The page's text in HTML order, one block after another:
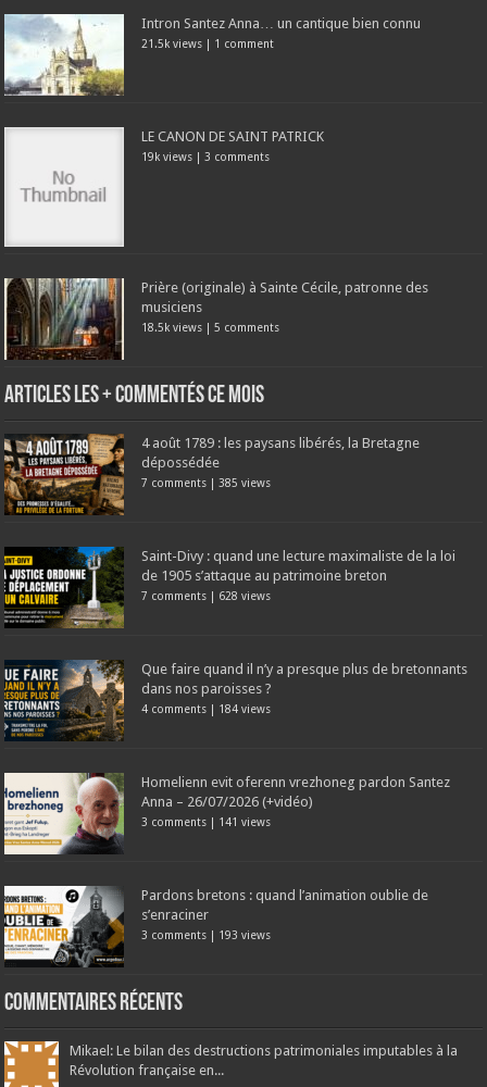
Intron Santez Anna… un cantique bien connu
21.5k views | 1 comment
LE CANON DE SAINT PATRICK
19k views | 3 comments
Prière (originale) à Sainte Cécile, patronne des
musiciens
18.5k views |5 comments
Articles les + commentés ce mois
4 août 1789 : les paysans libérés, la Bretagne
dépossédée
7 comments | 385 views
Saint-Divy : quand une lecture maximaliste de la loi
de 1905 s’attaque au patrimoine breton
7 comments | 628 views
Que faire quand il n’y a presque plus de bretonnants
dans nos paroisses ?
4 comments | 184 views
Homelienn evit oferenn vrezhoneg pardon Santez
Anna – 26/07/2026 (+vidéo)
3 comments | 141 views
Pardons bretons : quand l’animation oublie de
s’enraciner
3 comments | 193 views
Commentaires récents
Mikael: Le bilan des destructions patrimoniales imputables à la
Révolution française en...